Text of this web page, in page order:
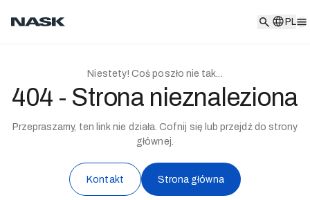
PL
Niestety! Coś poszło nie tak...
404 - Strona nieznaleziona
Przepraszamy, ten link nie działa. Cofnij się lub przejdź do strony
głównej.
Kontakt Strona główna